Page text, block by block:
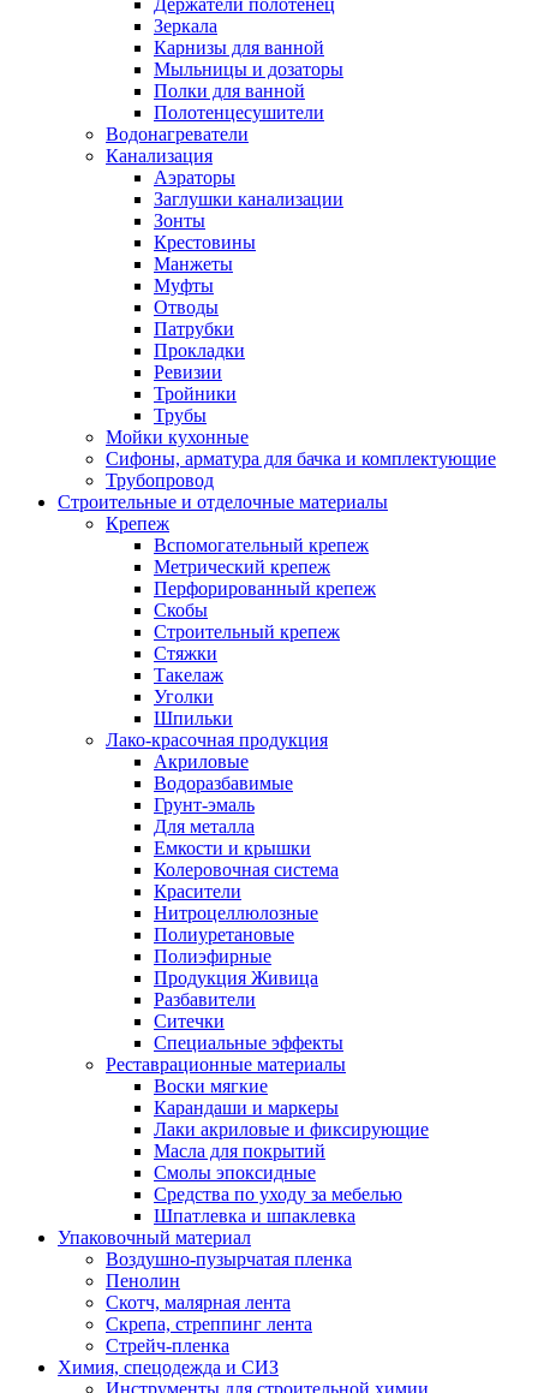
Держатели полотенец
Зеркала
Карнизы для ванной
Мыльницы и дозаторы
Полки для ванной
Полотенцесушители
Водонагреватели
Канализация
Аэраторы
Заглушки канализации
Зонты
Крестовины
Манжеты
Муфты
Отводы
Патрубки
Прокладки
Ревизии
Тройники
Трубы
Мойки кухонные
Сифоны, арматура для бачка и комплектующие
Трубопровод
Строительные и отделочные материалы
Крепеж
Вспомогательный крепеж
Метрический крепеж
Перфорированный крепеж
Скобы
Строительный крепеж
Стяжки
Такелаж
Уголки
Шпильки
Лако-красочная продукция
Акриловые
Водоразбавимые
Грунт-эмаль
Для металла
Емкости и крышки
Колеровочная система
Красители
Нитроцеллюлозные
Полиуретановые
Полиэфирные
Продукция Живица
Разбавители
Ситечки
Специальные эффекты
Реставрационные материалы
Воски мягкие
Карандаши и маркеры
Лаки акриловые и фиксирующие
Масла для покрытий
Смолы эпоксидные
Средства по уходу за мебелью
Шпатлевка и шпаклевка
Упаковочный материал
Воздушно-пузырчатая пленка
Пенолин
Скотч, малярная лента
Скрепа, стреппинг лента
Стрейч-пленка
Химия, спецодежда и СИЗ
Инструменты для строительной химии